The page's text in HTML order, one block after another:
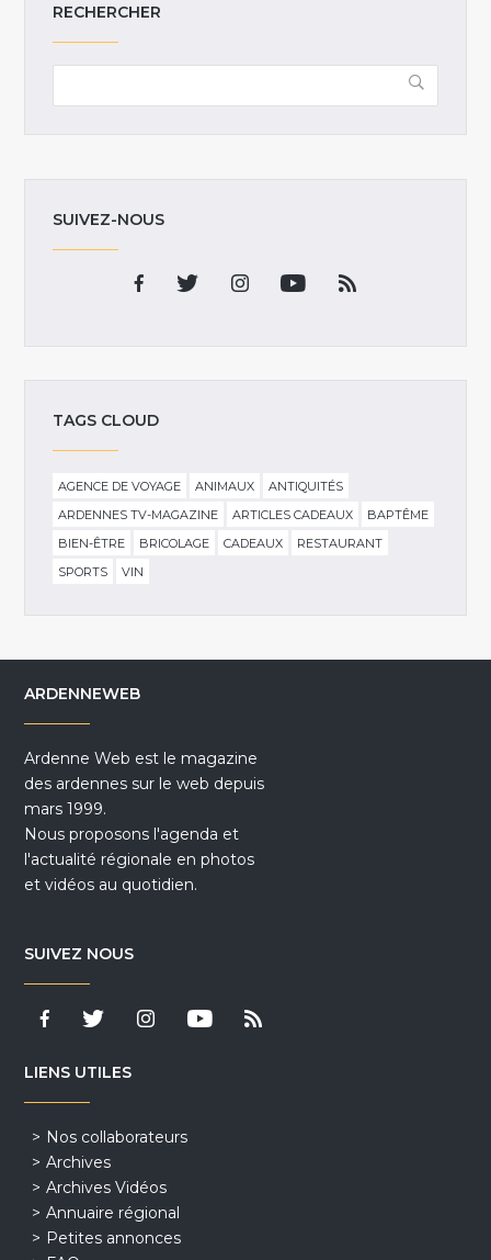
RECHERCHER
SUIVEZ-NOUS
TAGS CLOUD
AGENCE DE VOYAGE ANIMAUX
ANTIQUITÉS
ARDENNES TV-MAGAZINE
ARTICLES CADEAUX
BAPTÊME
BIEN-ÊTRE
BRICOLAGE CADEAUX
RESTAURANT
SPORTS
VIN
ARDENNEWEB
Ardenne Web est le magazine
des ardennes sur le web depuis
mars 1999.
Nous proposons l'agenda et
l'actualité régionale en photos
et vidéos au quotidien.
SUIVEZ NOUS
LIENS UTILES
Nos collaborateurs
Archives
Archives Vidéos
Annuaire régional
Petites annonces